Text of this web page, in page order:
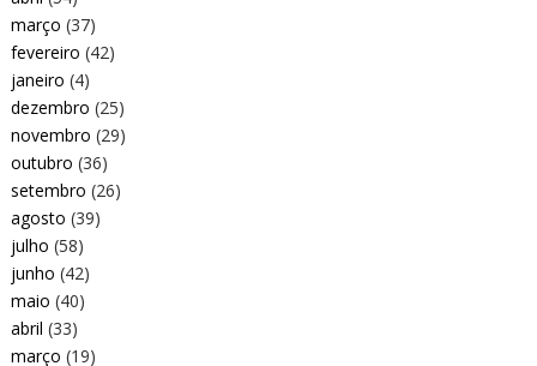
março (37)
fevereiro (42)
janeiro (4)
dezembro (25)
novembro (29)
outubro (36)
setembro (26)
agosto (39)
julho (58)
junho (42)
maio (40)
abril (33)
março (19)